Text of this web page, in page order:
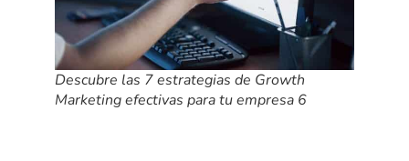
Descubre las 7 estrategias de Growth
Marketing efectivas para tu empresa 6